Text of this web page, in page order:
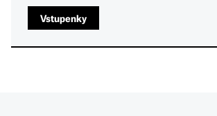
Vstupenky